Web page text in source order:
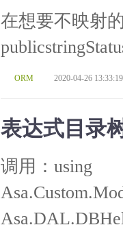
在想要不映射
ORM 2020-04-26 13:33:19
表达式目录
调用：using